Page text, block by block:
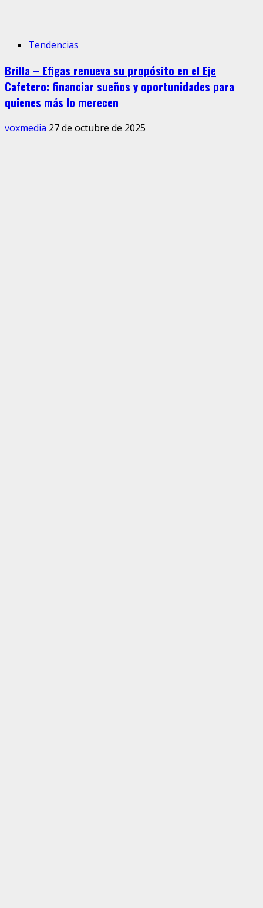
Tendencias
Brilla – Efigas renueva su propósito en el Eje
Cafetero: financiar sueños y oportunidades para
quienes más lo merecen
voxmedia 27 de octubre de 2025